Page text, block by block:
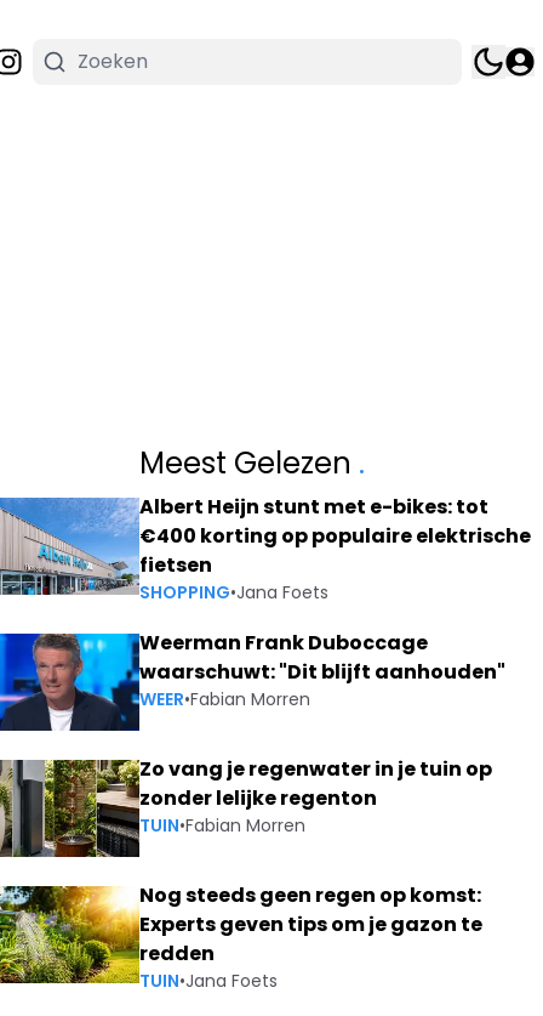
Meest Gelezen .
Albert Heijn stunt met e-bikes: tot
€400 korting op populaire elektrische
fietsen
SHOPPING•Jana Foets
Weerman Frank Duboccage
waarschuwt: "Dit blijft aanhouden"
WEER•Fabian Morren
Zo vang je regenwater in je tuin op
zonder lelijke regenton
TUIN•Fabian Morren
Nog steeds geen regen op komst:
Experts geven tips om je gazon te
redden
TUIN•Jana Foets